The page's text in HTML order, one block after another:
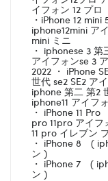
イフォン 12 プロ
・iPhone 12 mini
iphone12mini ア
mini ミニ
・ iphonese 3
アイフォンse 3
2022 ・ iPhone
世代 se2 SE2 ア
iphone 第二 第2
iphone11 アイフ
・ iPhone 11
pro 11pro アイフ
11 pro イレブン
・ iPhone 8 (
ン )
・ iPhone 7 (
ン )